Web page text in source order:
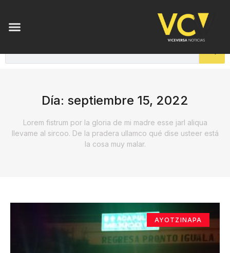
Día: septiembre 15, 2022
Lorem fistrum por la gloria de mi madre esse jarl aliqua
llevame al sircoo. De la pradera ullamco qué dise usteer está
la cosa muy malar.
AYOTZINAPA